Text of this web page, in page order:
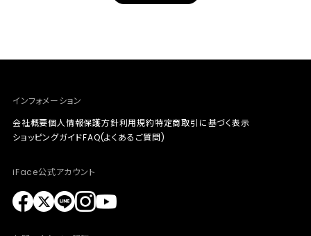
インフォメーション
会社概要個人情報保護方針利用規約特定商取引に基づく表示
ショッピングガイドFAQ(よくあるご質問)
iFace公式アカウント